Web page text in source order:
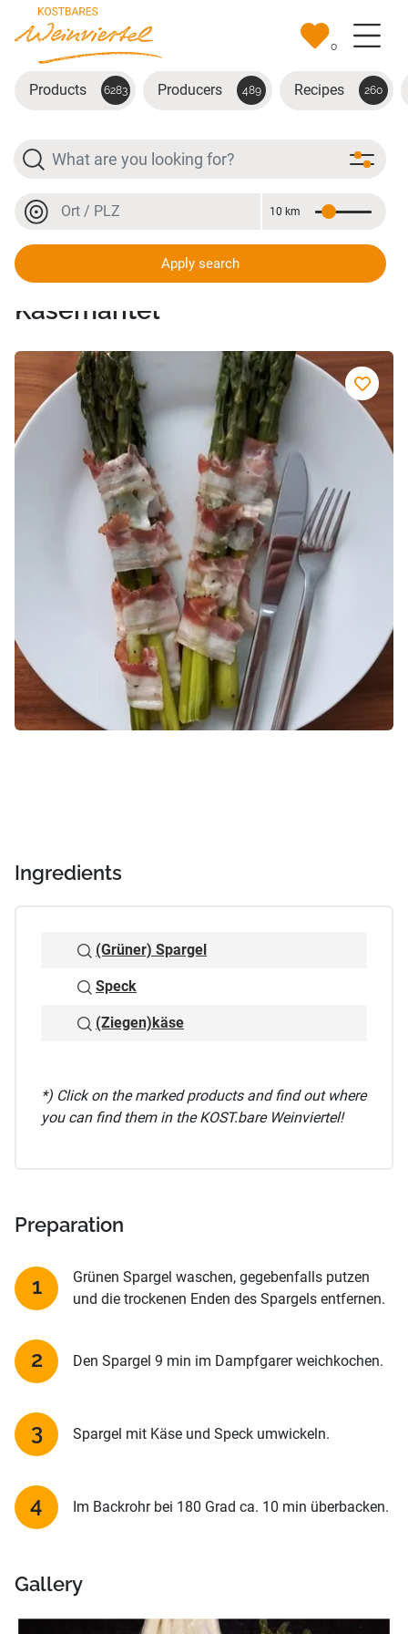
Skip to main content
0
Products 6283 Producers 489 Recipes 260
Search
Location or postal code
Distance
10 km
Apply search
Spargel im Speck- und
Käsemantel
Ingredients
(Grüner) Spargel
Speck
(Ziegen)käse
*) Click on the marked products and find out where
you can find them in the KOST.bare Weinviertel!
Preparation
Grünen Spargel waschen, gegebenfalls putzen
und die trockenen Enden des Spargels entfernen.
Den Spargel 9 min im Dampfgarer weichkochen.
Spargel mit Käse und Speck umwickeln.
Im Backrohr bei 180 Grad ca. 10 min überbacken.
Gallery